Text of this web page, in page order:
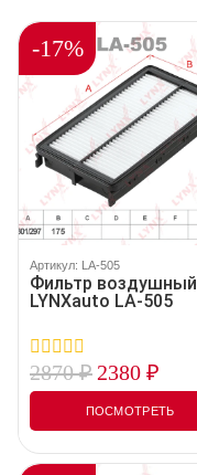
-17%
Артикул: LA-505
Фильтр воздушный
LYNXauto LA-505
0
out
5
2870₽2380 ₽
ПОСМОТРЕТЬ